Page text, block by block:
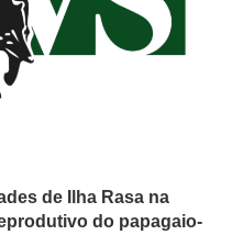
de Ilha Rasa na
do papagaio-